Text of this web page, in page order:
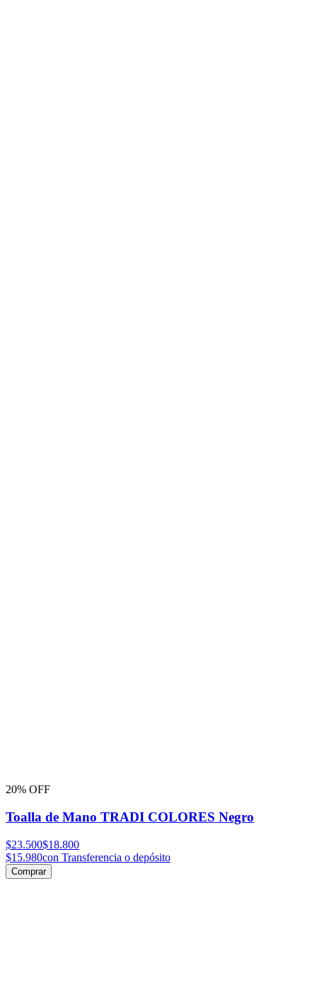
20% OFF
Toalla de Mano TRADI COLORES Negro
$23.500$18.800
$15.980con Transferencia o depósito
Comprar